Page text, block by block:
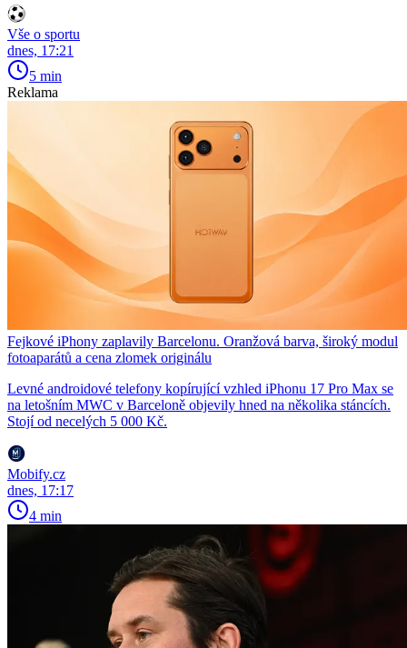
Vše o sportu
dnes, 17:21
5 min
Reklama
Fejkové iPhony zaplavily Barcelonu. Oranžová barva, široký modul
fotoaparátů a cena zlomek originálu
Levné androidové telefony kopírující vzhled iPhonu 17 Pro Max se
na letošním MWC v Barceloně objevily hned na několika stáncích.
Stojí od necelých 5 000 Kč.
Mobify.cz
dnes, 17:17
4 min